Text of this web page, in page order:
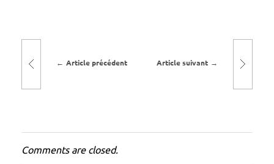
i
i
Article précédent Article suivant
Comments are closed.